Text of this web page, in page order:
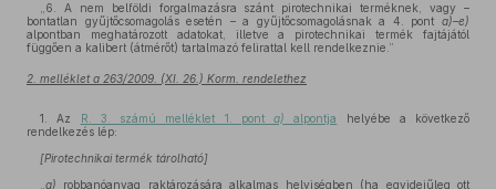
„6. A nem belföldi forgalmazásra szánt pirotechnikai terméknek, vagy –
bontatlan gyűjtőcsomagolás esetén – a gyűjtőcsomagolásnak a 4. pont a)–e)
alpontban meghatározott adatokat, illetve a pirotechnikai termék fajtájától
függően a kalibert (átmérőt) tartalmazó felirattal kell rendelkeznie.”
2. melléklet a 263/2009. (XI. 26.) Korm. rendelethez
1. Az R. 3. számú melléklet 1. pont a) alpontja
helyébe a következő
rendelkezés lép:
[Pirotechnikai termék tárolható]
a) robbanóanyag raktározására alkalmas helyiségben (ha egyidejűleg ott